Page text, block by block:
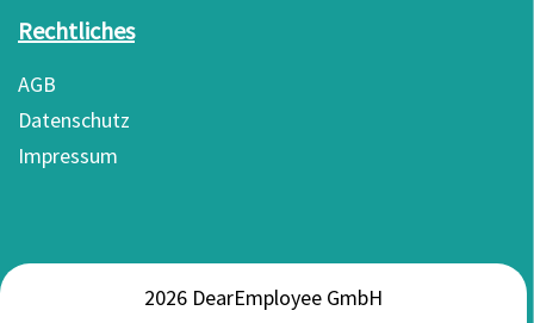
Rechtliches
AGB
Datenschutz
Impressum
2026 DearEmployee GmbH